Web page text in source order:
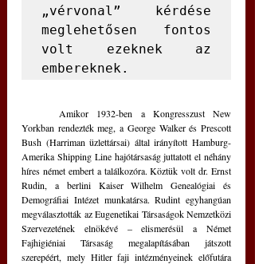
„vérvonal” kérdése
meglehetősen fontos
volt ezeknek az
embereknek.
Yorkban rendezték meg, a George Walker és Prescott
Bush (Harriman üzlettársai) által irányított Hamburg-
Amerika Shipping Line hajótársaság juttatott el néhány
híres német embert a találkozóra. Köztük volt dr. Ernst
Rudin, a berlini Kaiser Wilhelm Genealógiai és
Demográfiai Intézet munkatársa. Rudint egyhangúan
megválasztották az Eugenetikai Társaságok Nemzetközi
Szervezetének elnökévé – elismerésül a Német
Fajhigiéniai Társaság megalapításában játszott
szerepéért, mely Hitler faji intézményeinek előfutára